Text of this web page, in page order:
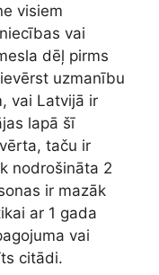
visiem
vai
dēļ pirms
uzmanību
vai Latvijā ir
lapā šī
taču ir
nodrošināta 2
ir mazāk
ar 1 gada
vai
citādi.